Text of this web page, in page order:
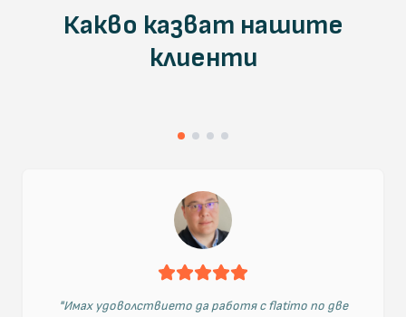
Какво казват нашите
клиенти
"Имах удоволствието да работя с flatimo по две